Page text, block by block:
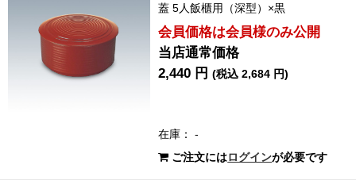
蓋 5人飯櫃用（深型）×黒
会員価格は会員様のみ公開
当店通常価格
2,440 円(税込 2,684 円)
在庫： -
ご注文にはログインが必要です